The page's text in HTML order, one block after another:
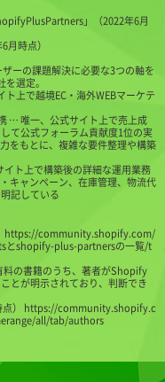
」（2022年6月
時点）
ーの課題解決に必要な3つの軸を
選定。
上で越境EC・海外WEBマーケテ
… 唯一、公式サイト上で売上成
て公式フォーラム貢献度1位の実
をもとに、複雑な要件整理や構築
ト上で構築後の詳細な運用業務
キャンペーン、在庫管理、物流代
記している
https://community.shopify.com/
とshopify-plus-partnersの一覧/t
の書籍のうち、著者がShopify
とが明示されており、判断でき
） https://community.shopify.c
all/tab/authors